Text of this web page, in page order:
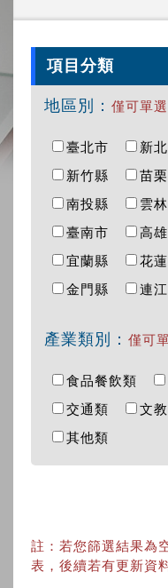
項目分類
地區別： 僅可單選
臺北市 新
新竹縣
苗
南投縣
雲
臺南市
高
宜蘭縣
花
金門縣
連
產業類別： 僅可
食品餐飲類
交通類
文
其他類
註：若您篩選結果為
表，後續若有更新資